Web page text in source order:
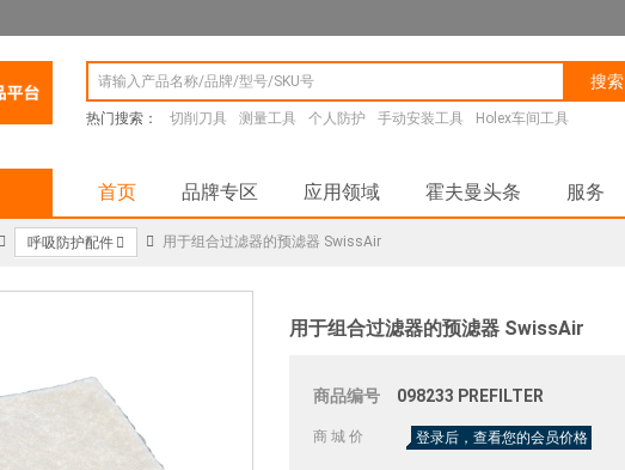
搜索
热门搜索： 切削刀具 测量工具 个人防护 手动安装工具 Holex车间工具
首页 品牌专区 应用领域 霍夫曼头条 服务
呼吸防护配件 用于组合过滤器的预滤器 SwissAir
用于组合过滤器的预滤器 SwissAir
商品编号 098233 PREFILTER
商 城 价 登录后，查看您的会员价格